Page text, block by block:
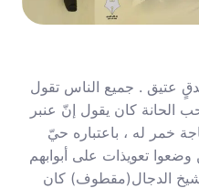
عتيق . جميع الناس تقول
كان يقول إنّ عنبر
خمر له ، باعتباره حيّ
تعويذات على أبوابهم
الدجال(مقطوف) كان